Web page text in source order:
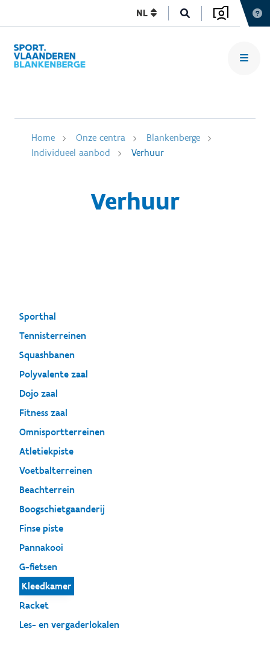
NL
Home Onze centra
Blankenberge
Individueel aanbod
Verhuur
Verhuur
Sporthal
Tennisterreinen
Squashbanen
Polyvalente zaal
Dojo zaal
Fitness zaal
Omnisportterreinen
Atletiekpiste
Voetbalterreinen
Beachterrein
Boogschietgaanderij
Finse piste
Pannakooi
G-fietsen
Kleedkamer
Racket
Les- en vergaderlokalen